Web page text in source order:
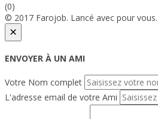
(0)
© 2017 Farojob. Lancé avec pour vous.
×
ENVOYER À UN AMI
Votre Nom complet
L'adresse email de votre Ami